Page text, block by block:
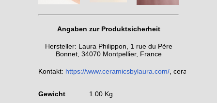
Angaben zur Produktsicherheit
Hersteller: Laura Philippon, 1 rue du Père
Bonnet, 34070 Montpellier, France
Kontakt: https://www.ceramicsbylaura.com/ ,
Gewicht 1.00 Kg